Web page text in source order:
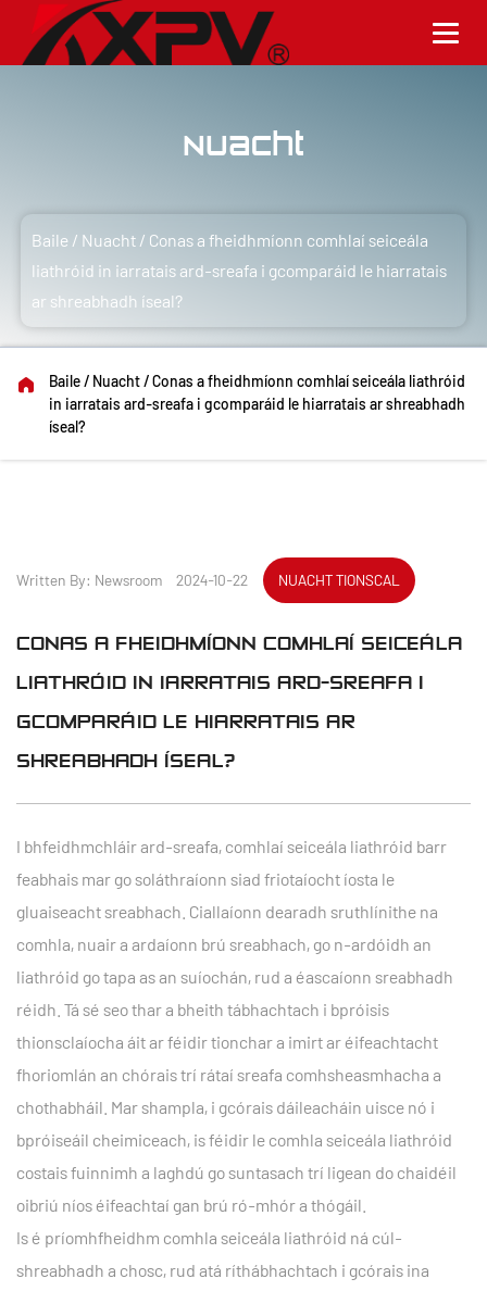
Nuacht
Baile / Nuacht / Conas a fheidhmíonn comhlaí seiceála
liathróid in iarratais ard-sreafa i gcomparáid le hiarratais
ar shreabhadh íseal?
Baile/ Nuacht/Conas a fheidhmíonn comhlaí seiceála liathróid
in iarratais ard-sreafa i gcomparáid le hiarratais ar shreabhadh
íseal?
Written By: Newsroom 2024-10-22 NUACHT TIONSCAL
CONAS A FHEIDHMÍONN COMHLAÍ SEICEÁLA
LIATHRÓID IN IARRATAIS ARD-SREAFA I
GCOMPARÁID LE HIARRATAIS AR
SHREABHADH ÍSEAL?
I bhfeidhmchláir ard-sreafa, comhlaí seiceála liathróid barr
feabhais mar go soláthraíonn siad friotaíocht íosta le
gluaiseacht sreabhach. Ciallaíonn dearadh sruthlínithe na
comhla, nuair a ardaíonn brú sreabhach, go n-ardóidh an
liathróid go tapa as an suíochán, rud a éascaíonn sreabhadh
réidh. Tá sé seo thar a bheith tábhachtach i bpróisis
thionsclaíocha áit ar féidir tionchar a imirt ar éifeachtacht
fhoriomlán an chórais trí rátaí sreafa comhsheasmhacha a
chothabháil. Mar shampla, i gcórais dáileacháin uisce nó i
bpróiseáil cheimiceach, is féidir le comhla seiceála liathróid
costais fuinnimh a laghdú go suntasach trí ligean do chaidéil
oibriú níos éifeachtaí gan brú ró-mhór a thógáil.
Is é príomhfheidhm comhla seiceála liathróid ná cúl-
shreabhadh a chosc, rud atá ríthábhachtach i gcórais ina